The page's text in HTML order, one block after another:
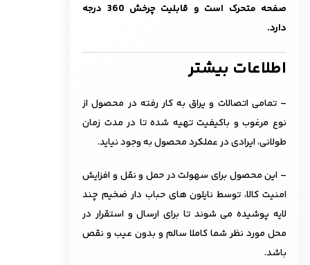
صفحه متحرک است و قابلیت چرخش 360 درجه
دارد.
اطلاعات بیشتر
– تمامی اتصالات و یراق به کار رفته در محصول از
نوع مرغوب و باکیفیت تهیه شده تا در مدت زمان
طولانی، ایرادی در عملکرد محصول به وجود نیاید.
– این محصول برای سهولت در حمل و نقل و افزایش
امنیت کالا، توسط نایلون های حباب دار ضخیم چند
لایه پوشیده می شوند تا برای ارسال و استقرار در
محل مورد نظر شما کاملا سالم و بدون عیب و نقص
باشد.